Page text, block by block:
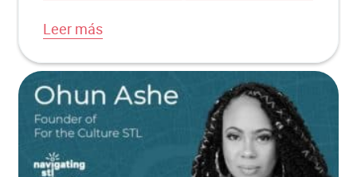
Leer más